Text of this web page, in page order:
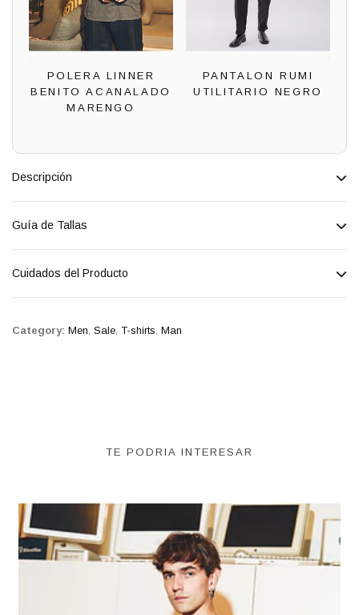
POLERA LINNER
BENITO ACANALADO
MARENGO
PANTALON RUMI
UTILITARIO NEGRO
Descripción
Guía de Tallas
Cuidados del Producto
Category: Men, Sale, T-shirts, Man
TE PODRIA INTERESAR